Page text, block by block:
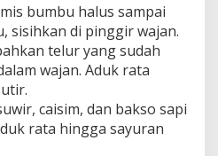
bumbu halus sampai
sisihkan di pinggir wajan.
telur yang sudah
wajan. Aduk rata
caisim, dan bakso sapi
rata hingga sayuran